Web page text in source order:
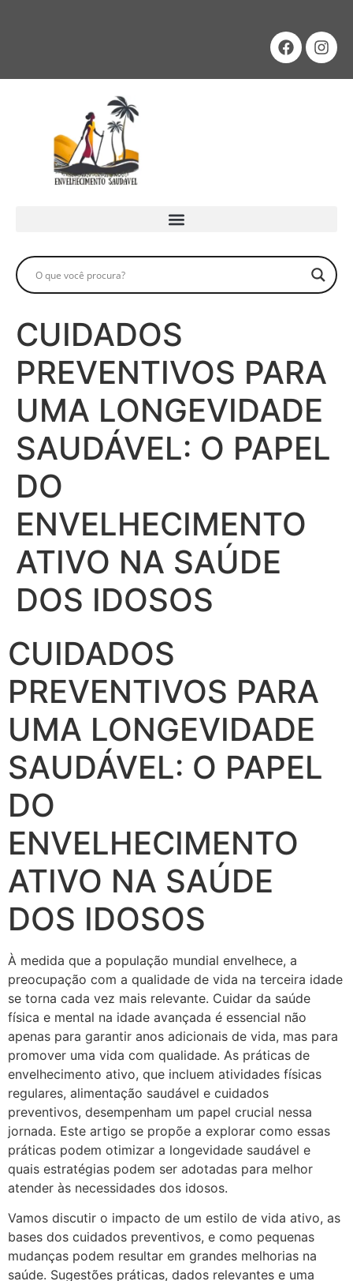
CUIDADOS
PREVENTIVOS PARA
UMA LONGEVIDADE
SAUDÁVEL: O PAPEL
DO
ENVELHECIMENTO
ATIVO NA SAÚDE
DOS IDOSOS
CUIDADOS
PREVENTIVOS PARA
UMA LONGEVIDADE
SAUDÁVEL: O PAPEL
DO
ENVELHECIMENTO
ATIVO NA SAÚDE
DOS IDOSOS
À medida que a população mundial envelhece, a
preocupação com a qualidade de vida na terceira idade
se torna cada vez mais relevante. Cuidar da saúde
física e mental na idade avançada é essencial não
apenas para garantir anos adicionais de vida, mas para
promover uma vida com qualidade. As práticas de
envelhecimento ativo, que incluem atividades físicas
regulares, alimentação saudável e cuidados
preventivos, desempenham um papel crucial nessa
jornada. Este artigo se propõe a explorar como essas
práticas podem otimizar a longevidade saudável e
quais estratégias podem ser adotadas para melhor
atender às necessidades dos idosos.
Vamos discutir o impacto de um estilo de vida ativo, as
bases dos cuidados preventivos, e como pequenas
mudanças podem resultar em grandes melhorias na
saúde. Sugestões práticas, dados relevantes e uma